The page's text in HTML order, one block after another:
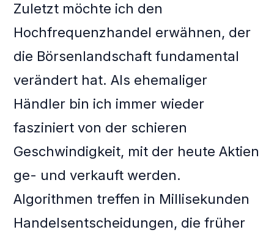
Zuletzt möchte ich den
Hochfrequenzhandel erwähnen, der
die Börsenlandschaft fundamental
verändert hat. Als ehemaliger
Händler bin ich immer wieder
fasziniert von der schieren
Geschwindigkeit, mit der heute Aktien
ge- und verkauft werden.
Algorithmen treffen in Millisekunden
Handelsentscheidungen, die früher